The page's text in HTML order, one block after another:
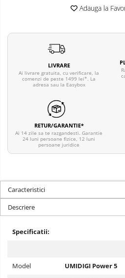
Adauga la
LIVRARE
Ai livrare gratuita, cu verificare, la
comenzi de peste 1499 lei*. La
adresa sau la Easybox
RETUR/GARANTIE*
Ai 14 zile sa te razgandesti. Garantie
24 luni persoane fizice, 12 luni
persoane juridice
Caracteristici
Descriere
Specificatii:
Model
UMIDIGI Power 5